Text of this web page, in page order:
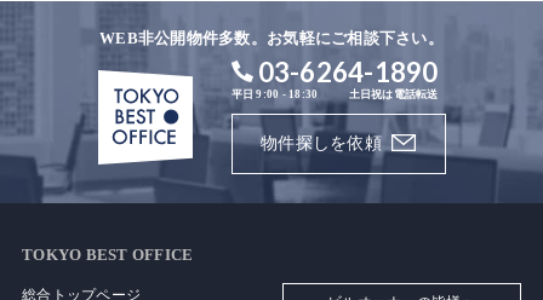
WEB非公開物件多数。お気軽にご相談下さい。
03-6264-1890
平日 9:00 - 18:30 土日祝は電話転送
物件探しを依頼
TOKYO BEST OFFICE
総合トップページ